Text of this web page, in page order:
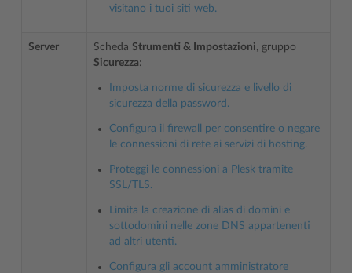
visitano i tuoi siti web.
Server Scheda Strumenti & Impostazioni, gruppo
Sicurezza:
Imposta norme di sicurezza e livello di
sicurezza della password.
Configura il firewall per consentire o negare
le connessioni di rete ai servizi di hosting.
Proteggi le connessioni a Plesk tramite
SSL/TLS.
Limita la creazione di alias di domini e
sottodomini nelle zone DNS appartenenti
ad altri utenti.
Configura gli account amministratore